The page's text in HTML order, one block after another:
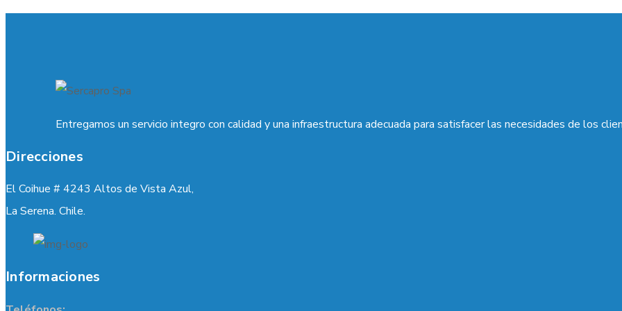
Entregamos un servicio integro con calidad y una infraestructura adecuada para satisfacer las necesidades de los
Direcciones
El Coihue # 4243 Altos de Vista Azul,
La Serena. Chile.
Informaciones